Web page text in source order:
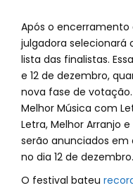
Após o
julgadora selecionará
lista das finalistas.
e 12 de dezembro,
nova fase de
Melhor Música com
Letra, Melhor Arranjo
serão anunciados
no dia 12 de dezembro.
O festival bateu